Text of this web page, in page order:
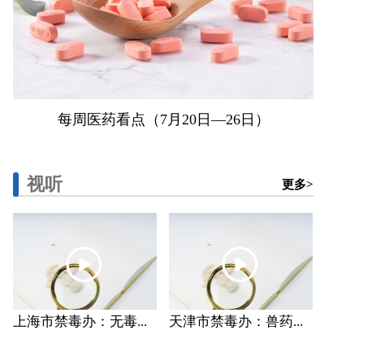
每周医药看点（7月20日—26日）
视听 更多>
上海市禁毒办：无毒... 天津市禁毒办：兽药...